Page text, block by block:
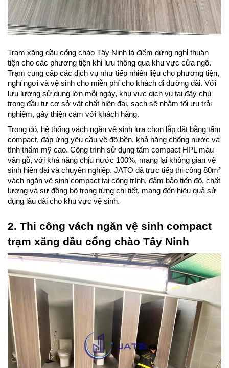
Trạm xăng dầu cổng chào Tây Ninh là điểm dừng nghỉ thuận
tiện cho các phương tiện khi lưu thông qua khu vực cửa ngõ.
Trạm cung cấp các dịch vụ như tiếp nhiên liệu cho phương tiện,
nghỉ ngơi và vệ sinh cho miễn phí cho khách đi đường dài. Với
lưu lượng sử dụng lớn mỗi ngày, khu vực dịch vụ tại đây chú
trọng đầu tư cơ sở vật chất hiện đại, sạch sẽ nhằm tối ưu trải
nghiệm, gây thiện cảm với khách hàng.
Trong đó, hệ thống vách ngăn vệ sinh lựa chọn lắp đặt bằng tấm
compact, đáp ứng yêu cầu về độ bền, khả năng chống nước và
tính thẩm mỹ cao. Công trình sử dụng tấm compact HPL màu
vân gỗ, với khả năng chịu nước 100%, mang lại không gian vệ
sinh hiện đại và chuyên nghiệp. JATO đã trực tiếp thi công 80m²
vách ngăn vệ sinh compact tại công trình, đảm bảo tiến độ, chất
lượng và sự đồng bộ trong từng chi tiết, mang đến hiệu quả sử
dụng lâu dài cho khu vực vệ sinh.
2. Thi công vách ngăn vệ sinh compact
trạm xăng dầu cổng chào Tây Ninh